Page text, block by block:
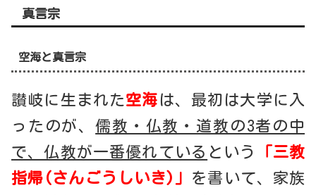
真言宗
空海と真言宗
讃岐に生まれた空海は、最初は大学に入
ったのが、儒教・仏教・道教の3者の中
で、仏教が一番優れている という
「三教
指帰(さんごうしいき)」 を書いて、家族